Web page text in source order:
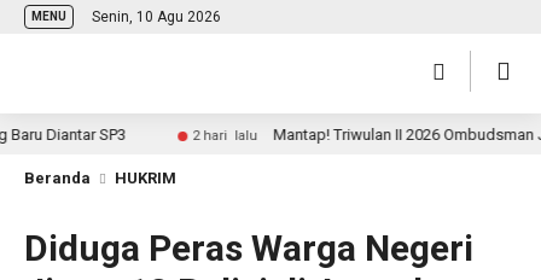
MENU Senin, 10 Agu 2026
Diantar SP3 2 hari lalu Mantap! Triwulan II 2026 Ombudsman
Beranda HUKRIM
Diduga Peras Warga Negeri